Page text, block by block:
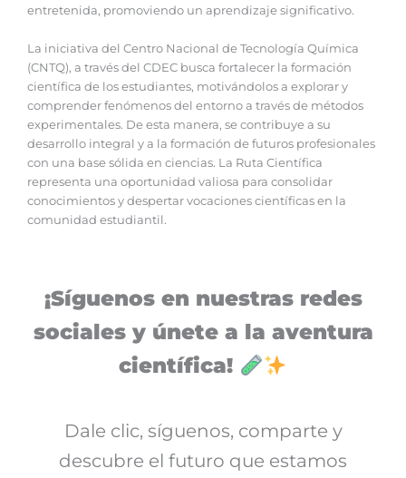
entretenida, promoviendo un aprendizaje significativo.
La iniciativa del Centro Nacional de Tecnología Química
(CNTQ), a través del CDEC busca fortalecer la formación
científica de los estudiantes, motivándolos a explorar y
comprender fenómenos del entorno a través de métodos
experimentales. De esta manera, se contribuye a su
desarrollo integral y a la formación de futuros profesionales
con una base sólida en ciencias. La Ruta Científica
representa una oportunidad valiosa para consolidar
conocimientos y despertar vocaciones científicas en la
comunidad estudiantil.
¡Síguenos en nuestras redes
sociales y únete a la aventura
científica!
Dale clic, síguenos, comparte y
descubre el futuro que estamos